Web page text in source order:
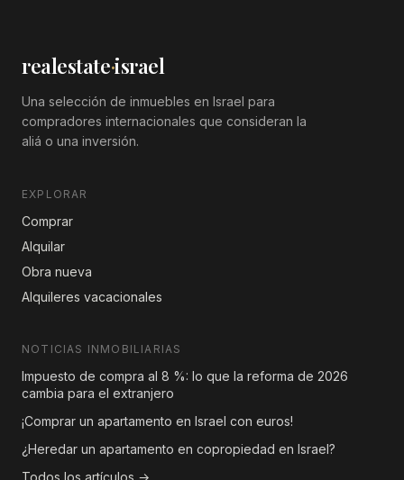
realestate·israel
Una selección de inmuebles en Israel para
compradores internacionales que consideran la
aliá o una inversión.
EXPLORAR
Comprar
Alquilar
Obra nueva
Alquileres vacacionales
NOTICIAS INMOBILIARIAS
Impuesto de compra al 8 %: lo que la reforma de 2026
cambia para el extranjero
¡Comprar un apartamento en Israel con euros!
¿Heredar un apartamento en copropiedad en Israel?